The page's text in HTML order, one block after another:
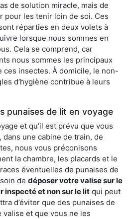
de solution miracle, mais de
pour les tenir loin de soi. Ces
réparties en deux volets à
lorsque nous sommes en
Cela se comprend, car
nous sommes les principaux
ces insectes. À domicile, le non-
d’hygiène contribue à leurs
punaises de lit en voyage
et qu’il est prévu que vous
une cabine de train, de
nous vous préconisons
la chambre, les placards et le
éventuelles de punaises de
de déposer votre valise sur le
inspecté et non sur le lit qui peut
d’éviter que des punaises de
et que vous ne les